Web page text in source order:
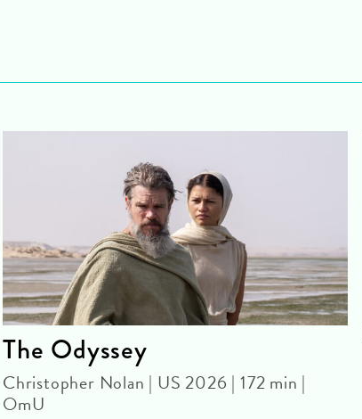
The Odyssey
Christopher Nolan | US 2026 | 172 min |
OmU